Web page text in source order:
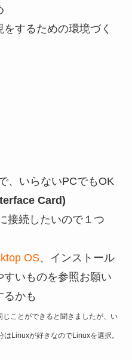
するための環境づく
、いらないPCでもOK
Card)
接続したいので１つ
OS、インストール
いものを参照お願い
るかも
ことができると聞きましたが、い
Linuxが好きなのでLinuxを選択。